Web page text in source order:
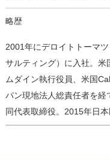
略歴
2001年にデロイトトーマ
サルティング）に入社。米
ムダイン執行役員、米国
パン現地法人総責任者を経
同代表取締役。2015年日本